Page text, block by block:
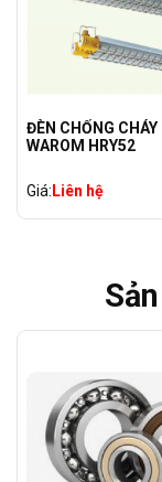
ĐÈN CHỐNG CHÁY
WAROM HRY52
Giá: Liên hệ